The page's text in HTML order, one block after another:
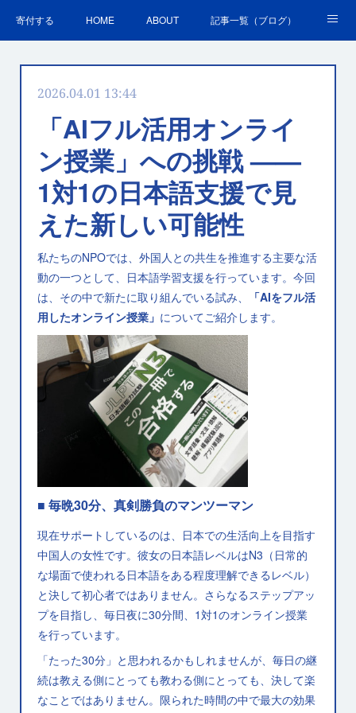
寄付する HOME ABOUT 記事一覧（ブログ）
ＳＤＧｓの取組 お問合せ
2026.04.01 13:44
「AIフル活用オンライ
ン授業」への挑戦 ——
1対1の日本語支援で見
えた新しい可能性
私たちのNPOでは、外国人との共生を推進する主要な活
動の一つとして、日本語学習支援を行っています。今回
は、その中で新たに取り組んでいる試み、
「AIをフル活
用したオンライン授業」 についてご紹介します。
■ 毎晩30分、真剣勝負のマンツーマン
現在サポートしているのは、日本での生活向上を目指す
中国人の女性です。彼女の日本語レベルはN3（日常的
な場面で使われる日本語をある程度理解できるレベル）
と決して初心者ではありません。さらなるステップアッ
プを目指し、毎日夜に30分間、1対1のオンライン授業
を行っています。
「たった30分」と思われるかもしれませんが、毎日の継
続は教える側にとっても教わる側にとっても、決して楽
なことではありません。限られた時間の中で最大の効果